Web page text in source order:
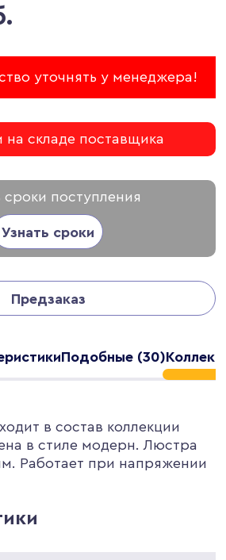
уточнять у менеджера!
на складе поставщика
сроки поступления
Узнать сроки
Предзаказ
Подобные (30)
в состав коллекции
в стиле модерн. Люстра
Работает при напряжении